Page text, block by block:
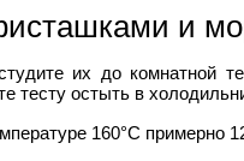
и
их до комнатной
тесту остыть в
160°С примерно